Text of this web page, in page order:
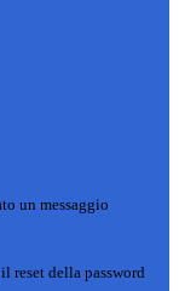
un messaggio
reset della password